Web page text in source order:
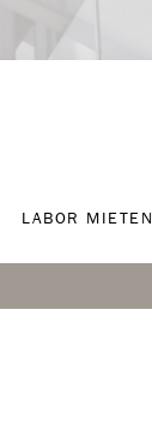
LABOR MIETEN